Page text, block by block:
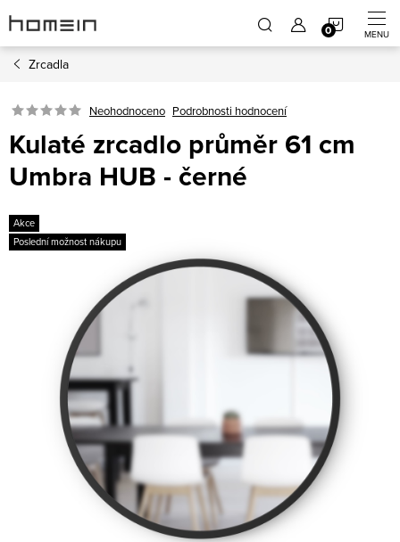
na
obsah
Zrcadla
Neohodnoceno Podrobnosti hodnocení
Kulaté zrcadlo průměr 61 cm
Umbra HUB - černé
Akce
Poslední možnost nákupu